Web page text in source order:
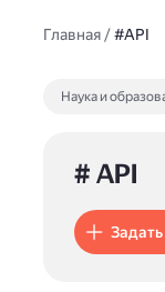
Главная/#API
Наука и
# API